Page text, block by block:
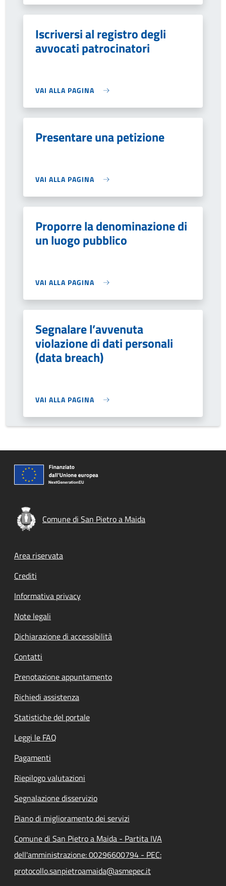
Iscriversi al registro degli
avvocati patrocinatori
VAI ALLA PAGINA
Presentare una petizione
VAI ALLA PAGINA
Proporre la denominazione di
un luogo pubblico
VAI ALLA PAGINA
Segnalare l’avvenuta
violazione di dati personali
(data breach)
VAI ALLA PAGINA
Comune di San Pietro a Maida
Footer menu
Area riservata
Crediti
Informativa privacy
Note legali
Dichiarazione di accessibilità
Contatti
Prenotazione appuntamento
Richiedi assistenza
Statistiche del portale
Leggi le FAQ
Pagamenti
Riepilogo valutazioni
Segnalazione disservizio
Piano di miglioramento dei servizi
Comune di San Pietro a Maida - Partita IVA
dell'amministrazione: 00296600794 - PEC:
protocollo.sanpietroamaida@asmepec.it